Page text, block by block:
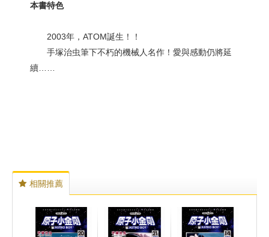
本書特色
2003年，ATOM誕生！！
手塚治虫筆下不朽的機械人名作！愛與感動仍將延
續……
相關推薦